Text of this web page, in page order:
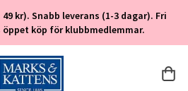
kr). Snabb leverans (1-3 dagar). Fri
öppet köp för klubbmedlemmar.